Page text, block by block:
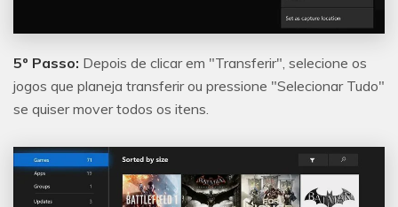
5º Passo: Depois de clicar em "Transferir", selecione os
jogos que planeja transferir ou pressione "Selecionar Tudo"
se quiser mover todos os itens.